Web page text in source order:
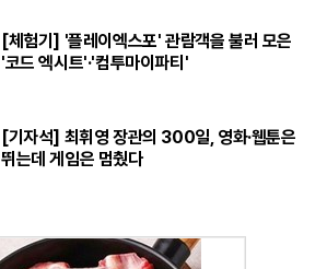
[체험기] '플레이엑스포' 관람객을 불러 모은
'코드 엑시트'·'컴투마이파티'
[기자석] 최휘영 장관의 300일, 영화·웹툰은
뛰는데 게임은 멈췄다